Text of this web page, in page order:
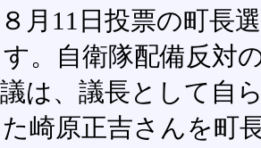
月11日投票の町長
。自衛隊配備反対
は、議長として自
崎原正吉さんを町